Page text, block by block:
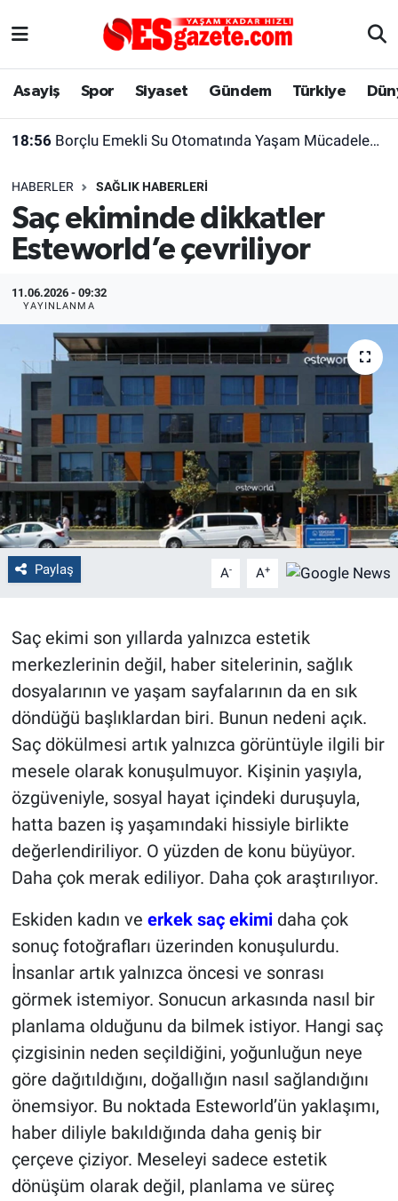
Asayiş Spor Siyaset Gündem Türkiye
18:56 Borçlu Emekli Su Otomatında Yaşam Mücadelesi Veriyor
HABERLER SAĞLIK HABERLERI
Saç ekiminde dikkatler
Esteworld’e çevriliyor
11.06.2026 - 09:32
YAYINLANMA
Paylaş A- A+
Saç ekimi son yıllarda yalnızca estetik
merkezlerinin değil, haber sitelerinin, sağlık
dosyalarının ve yaşam sayfalarının da en sık
döndüğü başlıklardan biri. Bunun nedeni açık.
Saç dökülmesi artık yalnızca görüntüyle ilgili bir
mesele olarak konuşulmuyor. Kişinin yaşıyla,
özgüveniyle, sosyal hayat içindeki duruşuyla,
hatta bazen iş yaşamındaki hissiyle birlikte
değerlendiriliyor. O yüzden de konu büyüyor.
Daha çok merak ediliyor. Daha çok araştırılıyor.
Eskiden kadın ve erkek saç ekimi daha çok
sonuç fotoğrafları üzerinden konuşulurdu.
İnsanlar artık yalnızca öncesi ve sonrası
görmek istemiyor. Sonucun arkasında nasıl bir
planlama olduğunu da bilmek istiyor. Hangi saç
çizgisinin neden seçildiğini, yoğunluğun neye
göre dağıtıldığını, doğallığın nasıl sağlandığını
önemsiyor. Bu noktada Esteworld’ün yaklaşımı,
haber diliyle bakıldığında daha geniş bir
çerçeve çiziyor. Meseleyi sadece estetik
dönüşüm olarak değil, planlama ve süreç
Asayiş
Gündem
Türkiye
Dünya
Sağlık
Alış-Veriş/İş dünyası
Yaşam
Eskişehirspor Arşivi
Eskişehir Arşivi
Röportaj
Ekonomi
Kültür Sanat
Politika
Bilecik
Kütahya
Gezi
Çevre
Yerel
Magazin
Bilim ve Teknoloji
Eskişehir Nöbetçi Eczaneler
Süper Lig Puan Durumu ve Fikstür
Tüm Manşetler
Son Dakika Haberleri
Haber Arşivi